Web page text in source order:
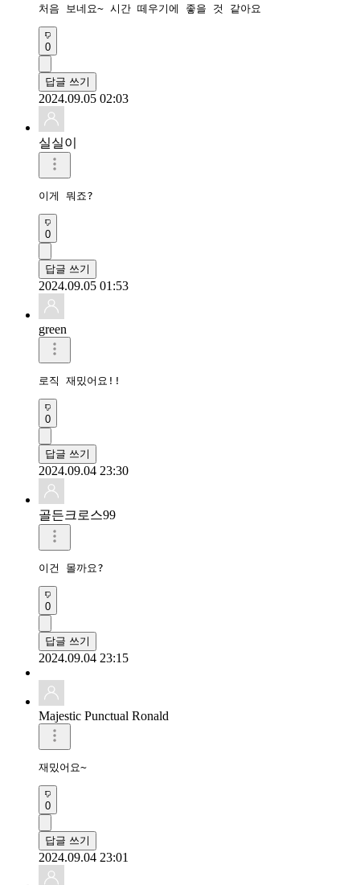
처음 보네요~ 시간 떼우기에 좋을 것 같아요
0
답글 쓰기
2024.09.05 02:03
실실이
이게 뭐죠?
0
답글 쓰기
2024.09.05 01:53
green
로직 재밌어요!!
0
답글 쓰기
2024.09.04 23:30
골든크로스99
이건 몰까요?
0
답글 쓰기
2024.09.04 23:15
Majestic Punctual Ronald
재밌어요~
0
답글 쓰기
2024.09.04 23:01